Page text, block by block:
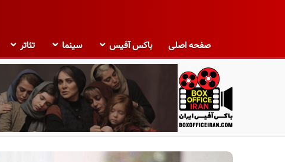
صفحه اصلی باکس آفیس سینما تئاتر
ب